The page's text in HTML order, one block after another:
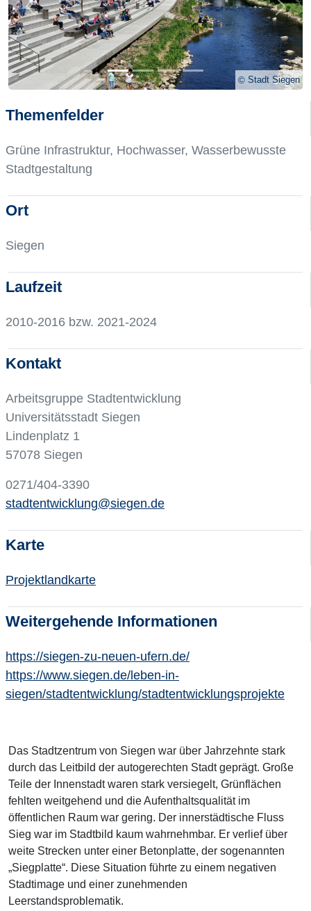
Stadt Siegen
Previous Next
Themenfelder
Grüne Infrastruktur, Hochwasser, Wasserbewusste
Stadtgestaltung
Ort
Siegen
Laufzeit
2010-2016 bzw. 2021-2024
Kontakt
Arbeitsgruppe Stadtentwicklung
Universitätsstadt Siegen
Lindenplatz 1
57078 Siegen
0271/404-3390
stadtentwicklung@siegen.de
Karte
Projektlandkarte
Weitergehende Informationen
https://siegen-zu-neuen-ufern.de/
https://www.siegen.de/leben-in-
siegen/stadtentwicklung/stadtentwicklungsprojekte
Das Stadtzentrum von Siegen war über Jahrzehnte stark
durch das Leitbild der autogerechten Stadt geprägt. Große
Teile der Innenstadt waren stark versiegelt, Grünflächen
fehlten weitgehend und die Aufenthaltsqualität im
öffentlichen Raum war gering. Der innerstädtische Fluss
Sieg war im Stadtbild kaum wahrnehmbar. Er verlief über
weite Strecken unter einer Betonplatte, der sogenannten
„Siegplatte“. Diese Situation führte zu einem negativen
Stadtimage und einer zunehmenden
Leerstandsproblematik.